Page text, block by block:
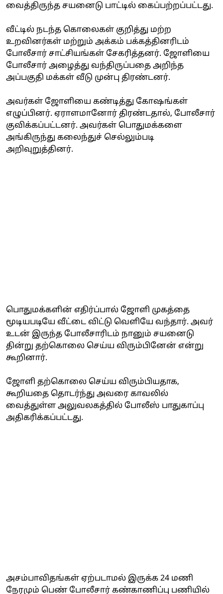
வைத்திருந்த சயனைடு பாட்டில் கைப்பற்றப்பட்டது.
வீட்டில் நடந்த கொலைகள் குறித்து மற்ற
உறவினர்கள் மற்றும் அக்கம் பக்கத்தினரிடம்
போலீசார் சாட்சியங்கள் சேகரித்தனர். ஜோளியை
போலீசார் அழைத்து வந்திருப்பதை அறிந்த
அப்பகுதி மக்கள் வீடு முன்பு திரண்டனர்.
அவர்கள் ஜோளியை கண்டித்து கோ‌ஷங்கள்
எழுப்பினர். ஏராளமானோர் திரண்டதால், போலீசார்
குவிக்கப்பட்டனர். அவர்கள் பொதுமக்களை
அங்கிருந்து கலைந்துச் செல்லும்படி
அறிவுறுத்தினர்.
பொதுமக்களின் எதிர்ப்பால் ஜோளி முகத்தை
மூடியபடியே வீட்டை விட்டு வெளியே வந்தார். அவர்
உடன் இருந்த போலீசாரிடம் நானும் சயனைடு
தின்று தற்கொலை செய்ய விரும்பினேன் என்று
கூறினார்.
ஜோளி தற்கொலை செய்ய விரும்பியதாக,
கூறியதை தொடர்ந்து அவரை காவலில்
வைத்துள்ள அலுவலகத்தில் போலீஸ் பாதுகாப்பு
அதிகரிக்கப்பட்டது.
அசம்பாவிதங்கள் ஏற்படாமல் இருக்க 24 மணி
நேரமும் பெண் போலீசார் கண்காணிப்பு பணியில்